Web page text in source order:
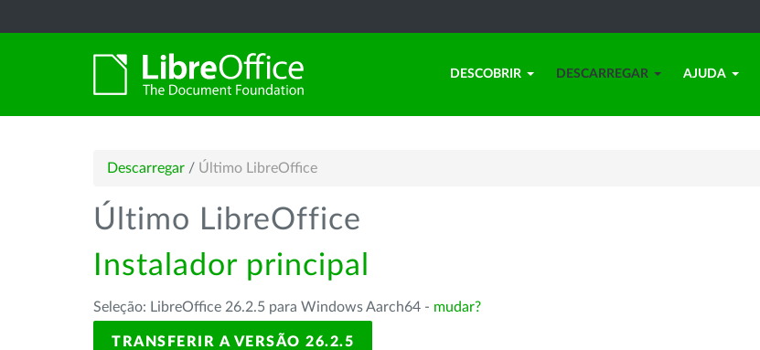
DESCOBRIR DESCARREGAR AJUDA
Descarregar / Último LibreOffice
Último LibreOffice
Instalador principal
Seleção: LibreOffice 26.2.5 para Windows Aarch64 - mudar?
TRANSFERIR A VERSÃO 26.2.5